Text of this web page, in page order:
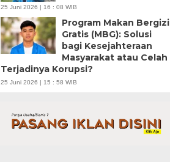
25 Juni 2026 | 16 : 08 WIB
Program Makan Bergizi
Gratis (MBG): Solusi
bagi Kesejahteraan
Masyarakat atau Celah
Terjadinya Korupsi?
25 Juni 2026 | 15 : 58 WIB